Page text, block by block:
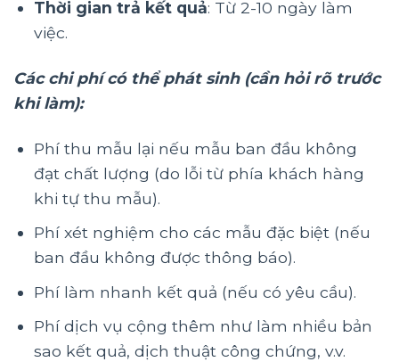
Thời gian trả kết quả: Từ 2-10 ngày làm
việc.
Các chi phí có thể phát sinh (cần hỏi rõ trước
khi làm):
Phí thu mẫu lại nếu mẫu ban đầu không
đạt chất lượng (do lỗi từ phía khách hàng
khi tự thu mẫu).
Phí xét nghiệm cho các mẫu đặc biệt (nếu
ban đầu không được thông báo).
Phí làm nhanh kết quả (nếu có yêu cầu).
Phí dịch vụ cộng thêm như làm nhiều bản
sao kết quả, dịch thuật công chứng, v.v.